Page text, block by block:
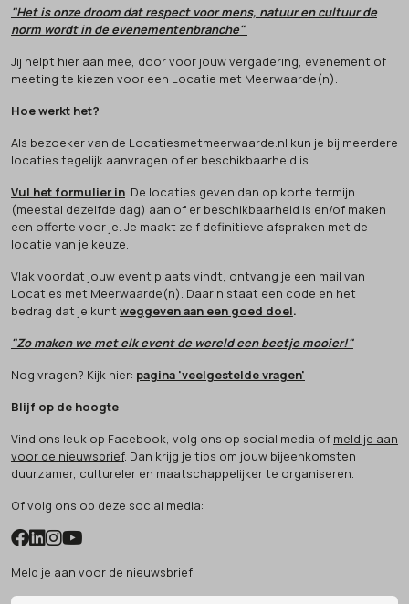
"Het is onze droom dat respect voor mens, natuur en cultuur de
norm wordt in de evenementenbranche"
Jij helpt hier aan mee, door voor jouw vergadering, evenement of
meeting te kiezen voor een Locatie met Meerwaarde(n).
Hoe werkt het?
Als bezoeker van de Locatiesmetmeerwaarde.nl kun je bij meerdere
locaties tegelijk aanvragen of er beschikbaarheid is.
Vul het formulier in. De locaties geven dan op korte termijn
(meestal dezelfde dag) aan of er beschikbaarheid is en/of maken
een offerte voor je. Je maakt zelf definitieve afspraken met de
locatie van je keuze.
Vlak voordat jouw event plaats vindt, ontvang je een mail van
Locaties met Meerwaarde(n). Daarin staat een code en het
bedrag dat je kunt weggeven aan een goed doel.
"Zo maken we met elk event de wereld een beetje mooier!"
Nog vragen? Kijk hier: pagina 'veelgestelde vragen'
Blijf op de hoogte
Vind ons leuk op Facebook, volg ons op social media of meld je aan
voor de nieuwsbrief. Dan krijg je tips om jouw bijeenkomsten
duurzamer, cultureler en maatschappelijker te organiseren.
Of volg ons op deze social media:
Meld je aan voor de nieuwsbrief